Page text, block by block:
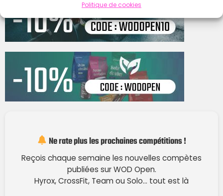
Politique de cookies
Ne rate plus les prochaines compétitions !
Reçois chaque semaine les nouvelles compètes
publiées sur WOD Open.
Hyrox, CrossFit, Team ou Solo… tout est là